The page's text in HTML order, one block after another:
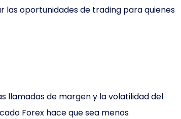
las oportunidades de trading para quienes
llamadas de margen y la volatilidad del
Forex hace que sea menos